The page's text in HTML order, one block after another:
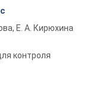
Е. А. Кирюхина
контроля